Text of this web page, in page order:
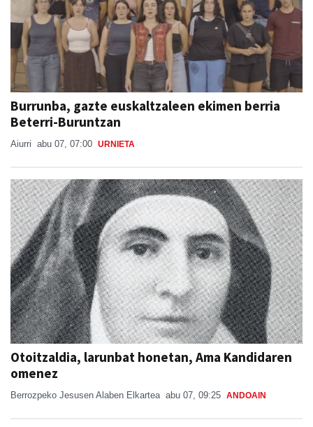
Burrunba, gazte euskaltzaleen ekimen berria
Beterri-Buruntzan
Aiurri abu 07, 07:00 URNIETA
Otoitzaldia, larunbat honetan, Ama Kandidaren
omenez
Berrozpeko Jesusen Alaben Elkartea abu 07, 09:25 ANDOAIN